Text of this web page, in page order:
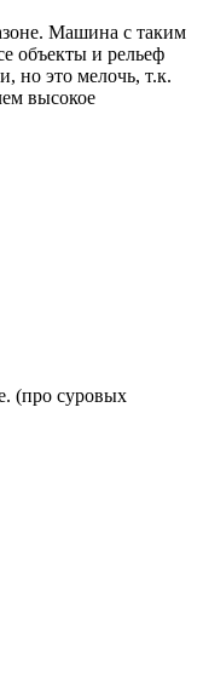
Машина с таким
объекты и рельеф
но это мелочь, т.к.
высокое
(про суровых